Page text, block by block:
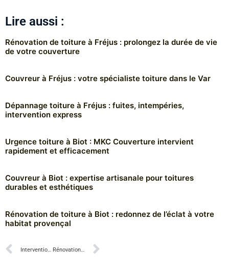
Lire aussi :
Rénovation de toiture à Fréjus : prolongez la durée de vie
de votre couverture
Couvreur à Fréjus : votre spécialiste toiture dans le Var
Dépannage toiture à Fréjus : fuites, intempéries,
intervention express
Urgence toiture à Biot : MKC Couverture intervient
rapidement et efficacement
Couvreur à Biot : expertise artisanale pour toitures
durables et esthétiques
Rénovation de toiture à Biot : redonnez de l’éclat à votre
habitat provençal
Intervention en urgence à Cagnes-sur-Mer : fuites, zinguerie, dépannage toiture Rénovation de toiture à Antibes : préservez la valeur de votre bien immobilier